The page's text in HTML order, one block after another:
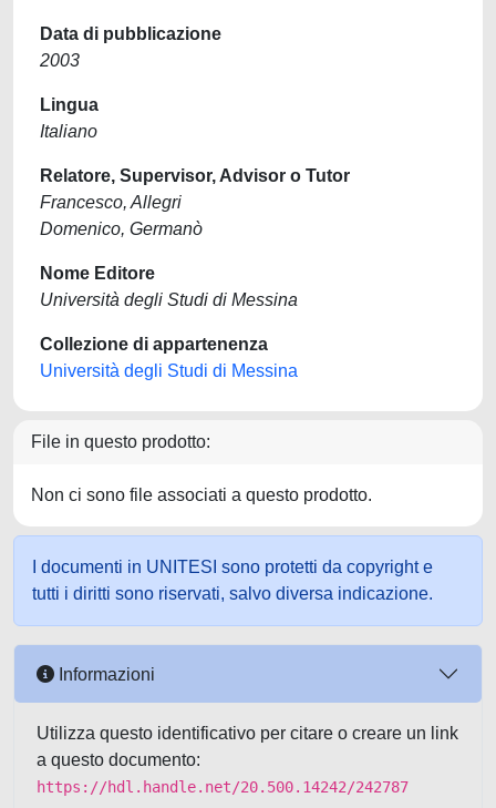
Data di pubblicazione
2003
Lingua
Italiano
Relatore, Supervisor, Advisor o Tutor
Francesco, Allegri
Domenico, Germanò
Nome Editore
Università degli Studi di Messina
Collezione di appartenenza
Università degli Studi di Messina
File in questo prodotto:
Non ci sono file associati a questo prodotto.
I documenti in UNITESI sono protetti da copyright e
tutti i diritti sono riservati, salvo diversa indicazione.
Informazioni
Utilizza questo identificativo per citare o creare un link
a questo documento:
https://hdl.handle.net/20.500.14242/242787